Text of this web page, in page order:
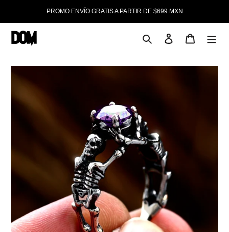
contenido
PROMO ENVÍO GRATIS A PARTIR DE $699 MXN
Buscar Ingresar Carrito